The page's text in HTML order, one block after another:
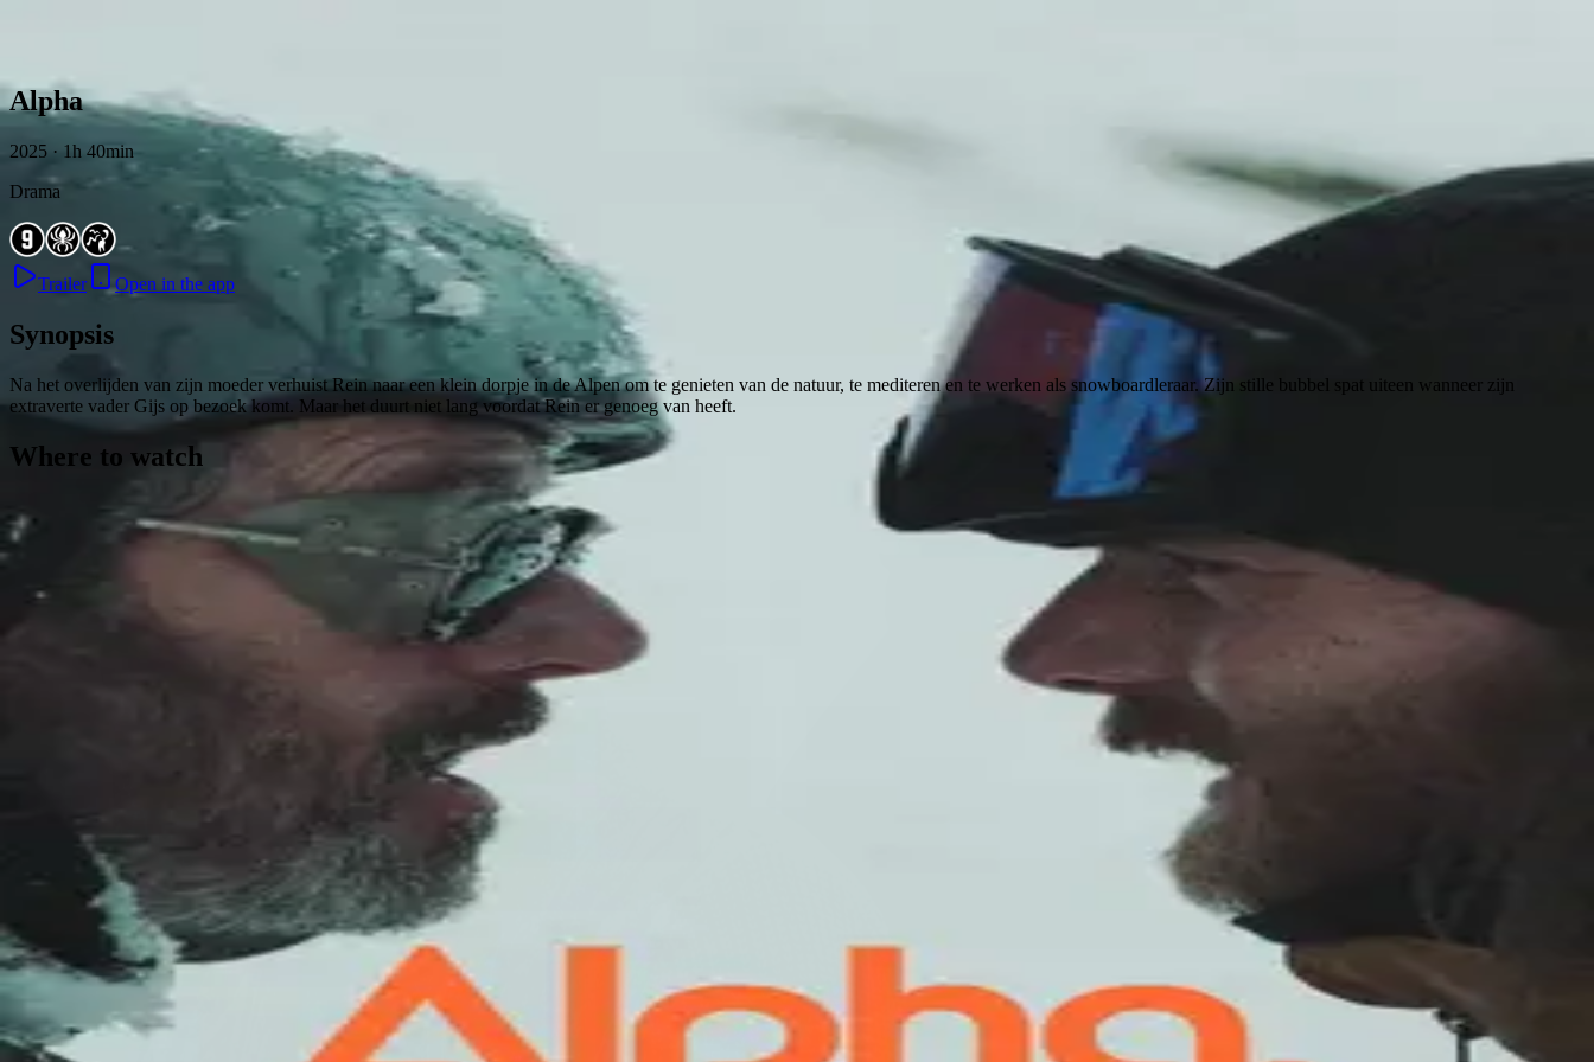
Alpha
2025 · 1h 40min
Drama
Trailer Open in the app
Synopsis
Na het overlijden van zijn moeder verhuist Rein naar een klein dorpje in de Alpen om te genieten van de natuur, te mediteren en te werken als snowboardleraar. Zijn stille bubbel spat uiteen wanneer zijn
extraverte vader Gijs op bezoek komt. Maar het duurt niet lang voordat Rein er genoeg van heeft.
Where to watch
Feedback
©
Byoscoop a product of Boydroid B.V.